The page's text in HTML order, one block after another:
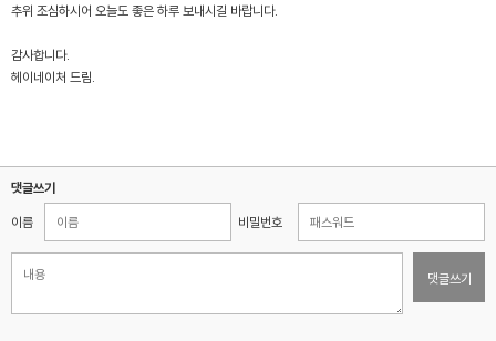
추위 조심하시어 오늘도 좋은 하루 보내시길 바랍니다.
감사합니다.
헤이네이처 드림.
댓글쓰기
이름
비밀번호
댓글쓰기